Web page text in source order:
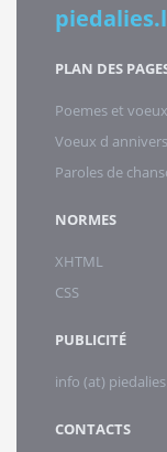
PLAN DES
Poemes et voeux
Voeux d
Paroles de
NORMES
XHTML
CSS
PUBLICITÉ
info (at)
CONTACTS